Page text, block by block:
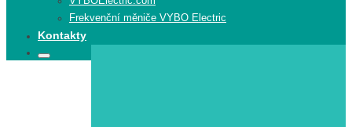
Frekvenční měniče VYBO Electric
Kontakty
Search
Search